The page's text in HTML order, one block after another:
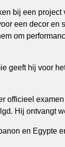
bij een project
een decor en
om
geeft hij voor
officieel
Hij ontvangt
en Egypte